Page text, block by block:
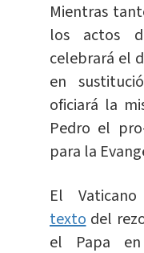
Mientras
los actos
celebrará el
en
oficiará la
Pedro el
para la
El
texto del
el Papa